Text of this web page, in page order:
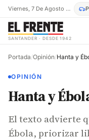
Viernes, 7 De Agosto De 2026
SANTANDER · DESDE 1942
Portada/Opinión/Hanta y
OPINIÓN
Hanta y
El texto advierte
Ébola, priorizar